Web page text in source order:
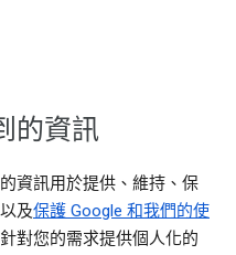
的資訊
資訊用於提供、維持、保
以及保護 Google 和我們的使
對您的需求提供個人化的